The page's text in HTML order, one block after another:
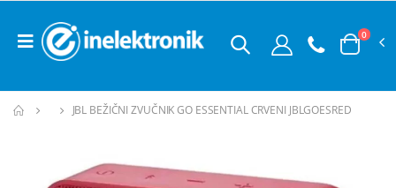
0
JBL BEŽIČNI ZVUČNIK GO ESSENTIAL CRVENI JBLGOESRED